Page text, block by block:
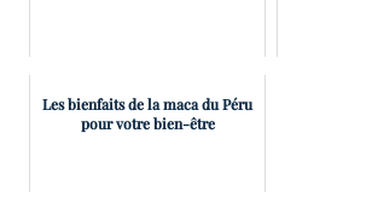
Les bienfaits de la maca du Péru
pour votre bien-être